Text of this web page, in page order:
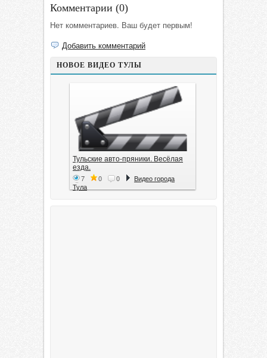
Комментарии (0)
Нет комментариев. Ваш будет первым!
Добавить комментарий
НОВОЕ ВИДЕО ТУЛЫ
Тульские авто-пряники. Весёлая
езда.
7 0 0
Видео города
Тула